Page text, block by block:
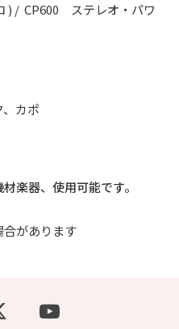
) / CP600 ステレオ・パワ
カポ
楽器、使用可能です。
があります